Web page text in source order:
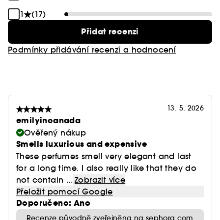
1
(17)
Přidat recenzi
Podmínky přidávání recenzí a hodnocení
13. 5. 2026
emilyincanada
Ověřený nákup
Smells luxurious and expensive
These perfumes smell very elegant and last
for a long time. I also really like that they do
not contain ... Zobrazit více
Přeložit pomocí Google
Doporučeno: Ano
Recenze původně zveřejněna na sephora.com